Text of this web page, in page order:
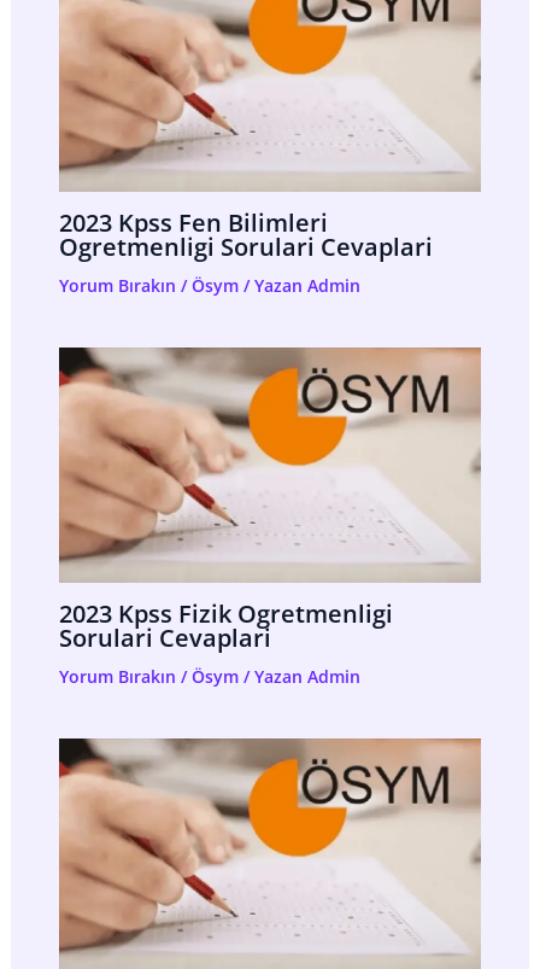
2023 Kpss Fen Bilimleri
Ogretmenligi Sorulari Cevaplari
Yorum Bırakın /Ösym/ Yazan Admin
2023 Kpss Fizik Ogretmenligi
Sorulari Cevaplari
Yorum Bırakın /Ösym/ Yazan Admin